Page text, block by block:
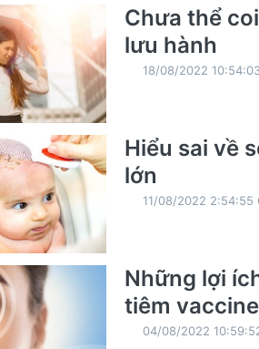
Chưa thể
lưu hành
18/08/2022
Hiểu sai về
lớn
11/08/2022 2:54:55
Những lợi
tiêm
04/08/2022